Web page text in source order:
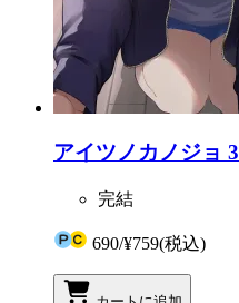
アイツノカノジョ 3
完結
690/¥759(税込)